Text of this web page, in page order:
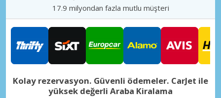
Atina, Koropi
Atina, Koropi, Yunanistan
Atina, Markopoulou
Atina, Markopoulou, Yunanistan
Atina, Metamorfosi
Atina, Metamorfosi, Yunanistan
17.9 milyondan fazla mutlu müşteri
Kolay rezervasyon. Güvenli ödemeler. CarJet ile
yüksek değerli Araba Kiralama